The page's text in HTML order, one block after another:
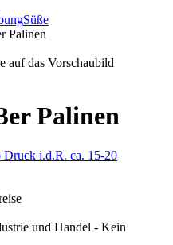
Süße
Palinen
auf das Vorschaubild
Palinen
i.d.R. ca. 15-20
und Handel - Kein